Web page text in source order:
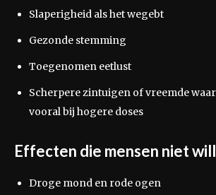
Slaperigheid als het wegebt
Gezonde stemming
Toegenomen eetlust
Scherpere zintuigen of vreemde
vooral bij hogere doses
Effecten die mensen niet
Droge mond en rode ogen